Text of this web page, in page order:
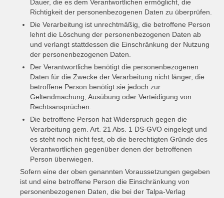
Dauer, die es dem Verantwortlichen ermöglicht, die
Richtigkeit der personenbezogenen Daten zu überprüfen.
Die Verarbeitung ist unrechtmäßig, die betroffene Person
lehnt die Löschung der personenbezogenen Daten ab
und verlangt stattdessen die Einschränkung der Nutzung
der personenbezogenen Daten.
Der Verantwortliche benötigt die personenbezogenen
Daten für die Zwecke der Verarbeitung nicht länger, die
betroffene Person benötigt sie jedoch zur
Geltendmachung, Ausübung oder Verteidigung von
Rechtsansprüchen.
Die betroffene Person hat Widerspruch gegen die
Verarbeitung gem. Art. 21 Abs. 1 DS-GVO eingelegt und
es steht noch nicht fest, ob die berechtigten Gründe des
Verantwortlichen gegenüber denen der betroffenen
Person überwiegen.
Sofern eine der oben genannten Voraussetzungen gegeben
ist und eine betroffene Person die Einschränkung von
personenbezogenen Daten, die bei der Talpa-Verlag